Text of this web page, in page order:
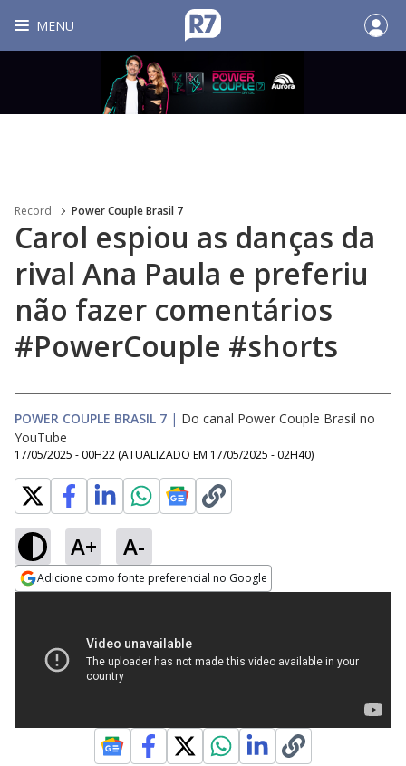
MENU
Record Power Couple Brasil 7
Carol espiou as danças da
rival Ana Paula e preferiu
não fazer comentários
#PowerCouple #shorts
POWER COUPLE BRASIL 7 | Do canal Power Couple Brasil no
YouTube
17/05/2025 - 00H22 (ATUALIZADO EM 17/05/2025 - 02H40)
A+ A-
Adicione como fonte preferencial no Google